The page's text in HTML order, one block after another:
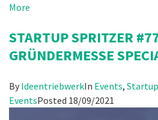
More
STARTUP SPRITZER
GRÜNDERMESSE
By IdeentriebwerkIn Events,
EventsPosted 18/09/2021